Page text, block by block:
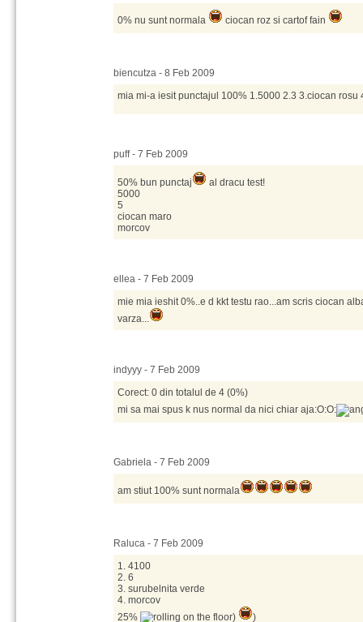
0% nu sunt normala ciocan roz si cartof fain
biencutza - 8 Feb 2009
mia mi-a iesit punctajul 100% 1.5000 2.3 3.ciocan rosu
puff - 7 Feb 2009
50% bun punctaj
al dracu test!
5000
5
ciocan maro
morcov
ellea - 7 Feb 2009
mie mia ieshit 0%..e d kkt testu rao...am scris ciocan
varza...
indyyy - 7 Feb 2009
Corect: 0 din totalul de 4 (0%)
mi sa mai spus k nus normal da nici chiar aja:O:O:
Gabriela - 7 Feb 2009
am stiut 100% sunt normala
Raluca - 7 Feb 2009
1. 4100
2. 6
3. surubelnita verde
4. morcov
25%
) )